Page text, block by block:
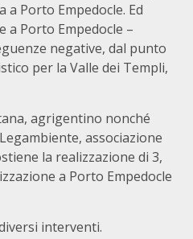
Porto Empedocle. Ed
a Porto Empedocle –
negative, dal punto
per la Valle dei Templi,
agrigentino nonché
associazione
la realizzazione di 3,
a Porto Empedocle
interventi.